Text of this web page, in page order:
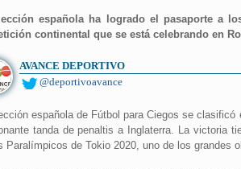
española ha logrado el pasaporte a
continental que se está celebrando en
AVANCE DEPORTIVO
@deportivoavance
española de Fútbol para Ciegos se
tanda de penaltis a Inglaterra. La victoria
Paralímpicos de Tokio 2020, uno de los grandes